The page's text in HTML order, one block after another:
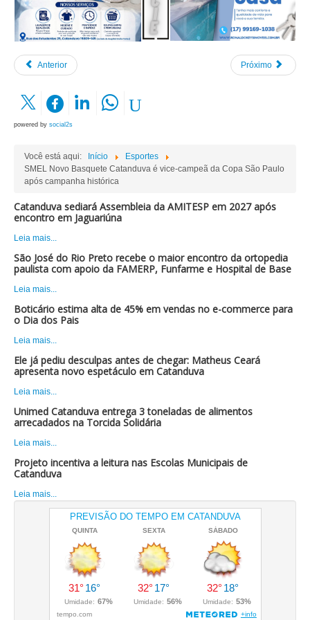
Anterior Próximo
powered by social2s
Você está aqui: Início
Esportes
SMEL Novo Basquete Catanduva é vice-campeã da Copa São Paulo
após campanha histórica
Catanduva sediará Assembleia da AMITESP em 2027 após
encontro em Jaguariúna
Leia mais...
São José do Rio Preto recebe o maior encontro da ortopedia
paulista com apoio da FAMERP, Funfarme e Hospital de Base
Leia mais...
Boticário estima alta de 45% em vendas no e-commerce para
o Dia dos Pais
Leia mais...
Ele já pediu desculpas antes de chegar: Matheus Ceará
apresenta novo espetáculo em Catanduva
Leia mais...
Unimed Catanduva entrega 3 toneladas de alimentos
arrecadados na Torcida Solidária
Leia mais...
Projeto incentiva a leitura nas Escolas Municipais de
Catanduva
Leia mais...